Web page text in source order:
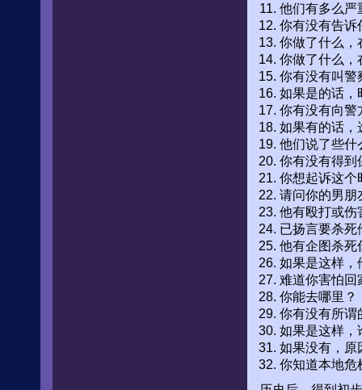
他们有多么严
你有没有告诉
你做了什么，
你做了什么，
你有没有叫警
如果是的话，
你有没有向警
如果有的话，
他们说了些什
你有没有得到
你想起诉这个
请问你的男朋
他有殴打或伤
已扬言要杀死
他有企图杀死
如果是这样，
难道你害怕回
你能去哪里？
你有没有所谓
如果是这样，
如果没有，原
你知道本地危